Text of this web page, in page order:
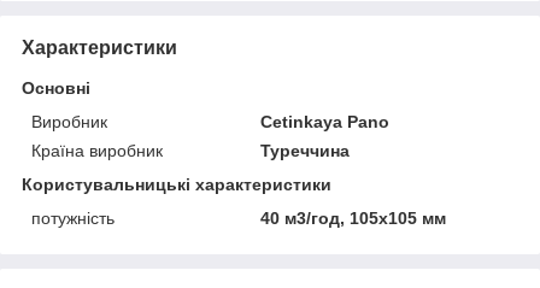
Характеристики
Основні
Виробник
Cetinkaya Pano
Країна виробник
Туреччина
Користувальницькі характеристики
потужність
40 м3/год, 105х105 мм